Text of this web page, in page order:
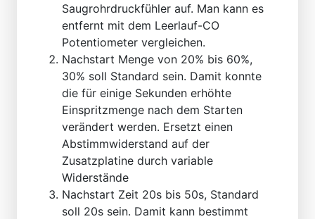
Saugrohrdruckfühler auf. Man kann es
entfernt mit dem Leerlauf-CO
Potentiometer vergleichen.
Nachstart Menge von 20% bis 60%,
30% soll Standard sein. Damit konnte
die für einige Sekunden erhöhte
Einspritzmenge nach dem Starten
verändert werden. Ersetzt einen
Abstimmwiderstand auf der
Zusatzplatine durch variable
Widerstände
Nachstart Zeit 20s bis 50s, Standard
soll 20s sein. Damit kann bestimmt